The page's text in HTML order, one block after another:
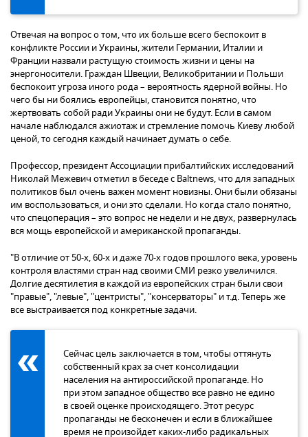
Отвечая на вопрос о том, что их больше всего беспокоит в
конфликте России и Украины, жители Германии, Италии и
Франции назвали растущую стоимость жизни и цены на
энергоносители. Граждан Швеции, Великобритании и Польши
беспокоит угроза иного рода – вероятность ядерной войны. Но
чего бы ни боялись европейцы, становится понятно, что
жертвовать собой ради Украины они не будут. Если в самом
начале наблюдался ажиотаж и стремление помочь Киеву любой
ценой, то сегодня каждый начинает думать о себе.
Профессор, президент Ассоциации прибалтийских исследований
Николай Межевич отметил в беседе с Baltnews, что для западных
политиков был очень важен момент новизны. Они были обязаны
им воспользоваться, и они это сделали. Но когда стало понятно,
что спецоперация – это вопрос не недели и не двух, развернулась
вся мощь европейской и американской пропаганды.
"В отличие от 50-х, 60-х и даже 70-х годов прошлого века, уровень
контроля властями стран над своими СМИ резко увеличился.
Долгие десятилетия в каждой из европейских стран были свои
"правые", "левые", "центристы", "консерваторы" и т.д. Теперь же
все выстраивается под конкретные задачи.
Сейчас цель заключается в том, чтобы оттянуть
собственный крах за счет консолидации
населения на антироссийской пропаганде. Но
при этом западное общество все равно не едино
в своей оценке происходящего. Этот ресурс
пропаганды не бесконечен и если в ближайшее
время не произойдет каких-либо радикальных